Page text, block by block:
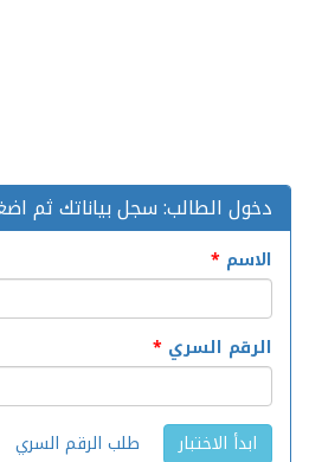
دخول الطالب: سجل بياناتك ثم
الاسم *
الرقم السري *
ابدأ الاختبار طلب الرقم السري